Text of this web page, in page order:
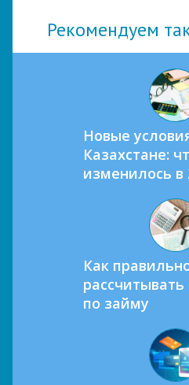
Рекомендуем
Новые
Казахстане:
изменилось в
Как
по займу